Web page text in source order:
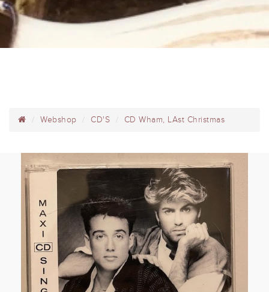
Webshop CD'S CD Wham, LAst Christmas